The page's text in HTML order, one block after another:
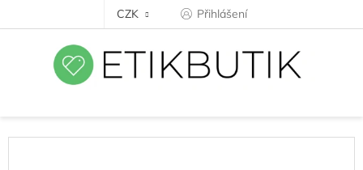
CZK Přihlášení